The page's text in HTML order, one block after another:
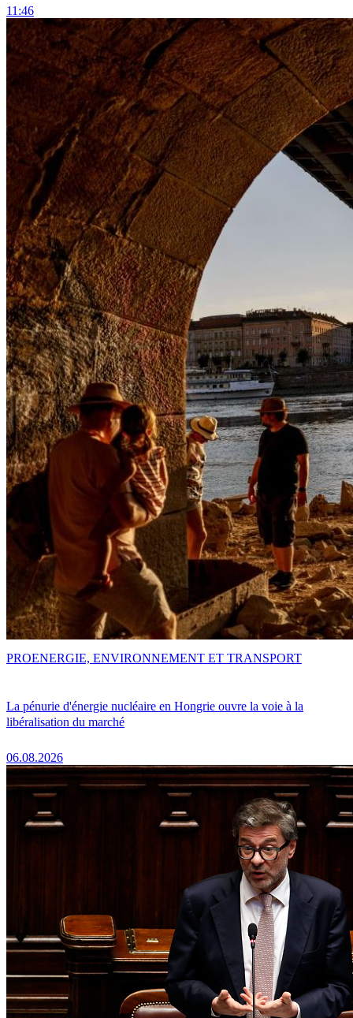
11:46
La pénurie d'énergie nucléaire en Hongrie ouvre la voie à la
libéralisation du marché
06.08.2026
PROENERGIE, ENVIRONNEMENT ET TRANSPORT